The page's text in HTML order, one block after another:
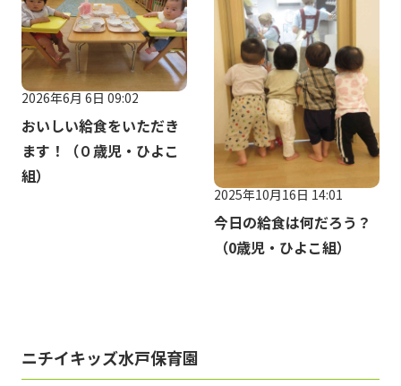
2026年6月 6日 09:02
おいしい給食をいただき
ます！（０歳児・ひよこ
組）
2025年10月16日 14:01
今日の給食は何だろう？
（0歳児・ひよこ組）
ニチイキッズ水戸保育園